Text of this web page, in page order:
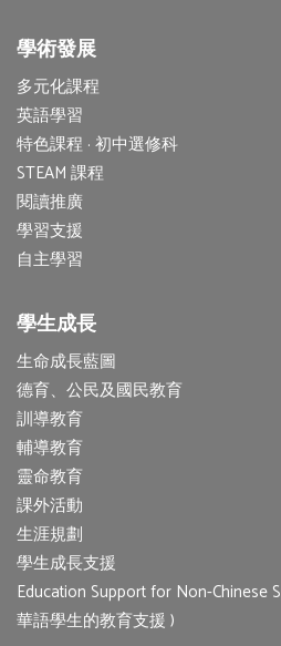
學術發展
多元化課程
英語學習
特色課程 · 初中選修科
STEAM 課程
閱讀推廣
學習支援
自主學習
學生成長
生命成長藍圖
德育、公民及國民教育
訓導教育
輔導教育
靈命教育
課外活動
生涯規劃
學生成長支援
Education Support for Non-Chinese
華語學生的教育支援 )